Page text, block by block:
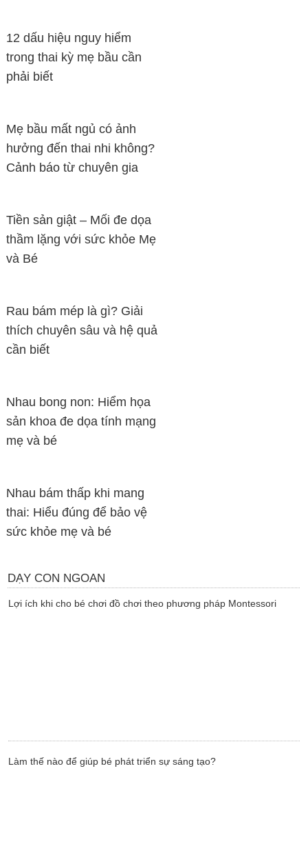
12 dấu hiệu nguy hiểm
trong thai kỳ mẹ bầu cần
phải biết
Mẹ bầu mất ngủ có ảnh
hưởng đến thai nhi không?
Cảnh báo từ chuyên gia
Tiền sản giật – Mối đe dọa
thầm lặng với sức khỏe Mẹ
và Bé
Rau bám mép là gì? Giải
thích chuyên sâu và hệ quả
cần biết
Nhau bong non: Hiểm họa
sản khoa đe dọa tính mạng
mẹ và bé
Nhau bám thấp khi mang
thai: Hiểu đúng để bảo vệ
sức khỏe mẹ và bé
DẠY CON NGOAN
Lợi ích khi cho bé chơi đồ chơi theo phương pháp Montessori
Làm thế nào để giúp bé phát triển sự sáng tạo?